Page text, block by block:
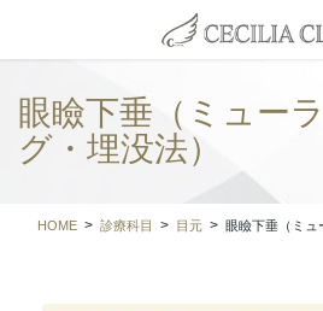
テ
ゲ
眼瞼下垂（ミュー
グ・埋没法）
HOME 診療科目 目元 眼瞼下垂（ミュ